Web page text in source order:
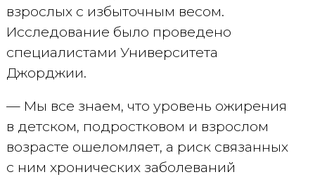
взрослых с избыточным весом.
Исследование было проведено
специалистами Университета
Джорджии.
— Мы все знаем, что уровень ожирения
в детском, подростковом и взрослом
возрасте ошеломляет, а риск связанных
с ним хронических заболеваний